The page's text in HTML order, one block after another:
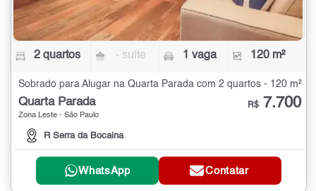
2 quartos - suíte 1 vaga 120 m²
Sobrado para Alugar na Quarta Parada com 2 quartos - 120 m²
Quarta Parada
Zona Leste - São Paulo
R Serra da Bocaina
R$ 7.700
WhatsApp Contatar